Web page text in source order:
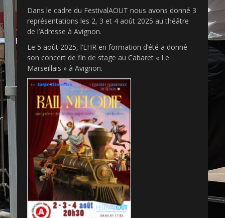
Dans le cadre du FestivalAOUT nous avons donné 3
représentations les 2, 3 et 4 août 2025 au théâtre
de l’Adresse à Avignon.
Le 5 août 2025, l’EHR en formation d’été a donné
son concert de fin de stage au Cabaret « Le
Marseillais » à Avignon.